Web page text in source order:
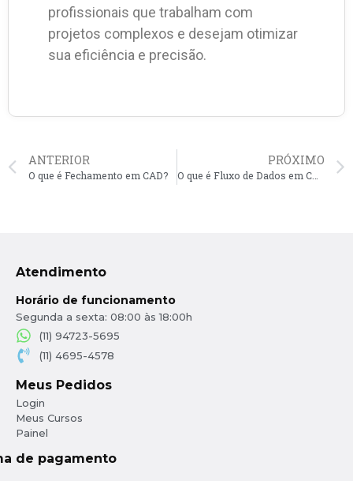
profissionais que trabalham com
projetos complexos e desejam otimizar
sua eficiência e precisão.
ANTERIOR
O que é Fechamento em CAD?
PRÓXIMO
O que é Fluxo de Dados em CAD?
Atendimento
Horário de funcionamento
Segunda a sexta: 08:00 às 18:00h
(11) 94723-5695
(11) 4695-4578
Meus Pedidos
Login
Meus Cursos
Painel
de pagamento